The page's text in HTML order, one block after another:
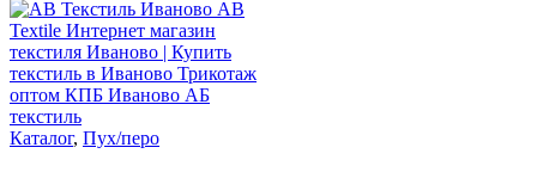
Каталог, Пух/перо